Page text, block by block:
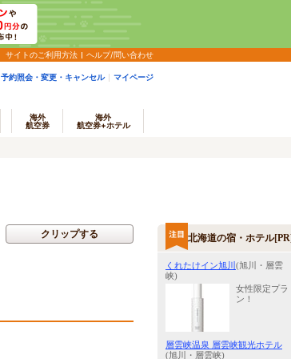
サイトのご利用方法 ヘルプ/問い合わせ
予約照会・変更・キャンセル マイページ
海外
航空券
海外
航空券+ホテル
クリップする 北海道の宿・ホテル
くれたけイン旭川 (旭川・層雲
峡)
女性限定プラ
ン！
層雲峡温泉 層雲峡観光ホテル
(旭川・層雲峡)